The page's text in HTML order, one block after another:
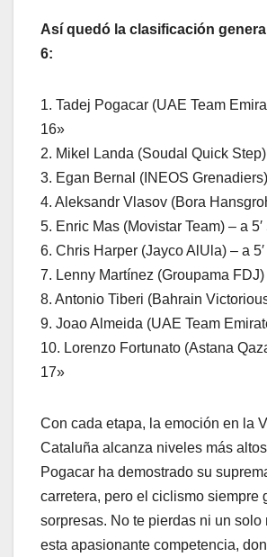
Así quedó la clasificación
6:
1. Tadej Pogacar (UAE Team
16»
2. Mikel Landa (Soudal Quick Step)
3. Egan Bernal (INEOS
4. Aleksandr Vlasov (Bora
5. Enric Mas (Movistar Team) – a 5′
6. Chris Harper (Jayco AlUla) – a
7. Lenny Martínez (Groupama FDJ)
8. Antonio Tiberi (Bahrain
9. Joao Almeida (UAE Team
10. Lorenzo Fortunato (Astana
17»
Con cada etapa, la emoción en la
Cataluña alcanza niveles más
Pogacar ha demostrado su
carretera, pero el ciclismo siempre
sorpresas. No te pierdas ni un solo
esta apasionante competencia,